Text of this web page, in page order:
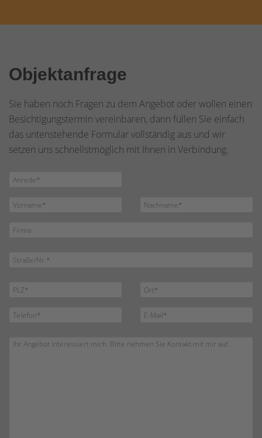
Objektanfrage
Sie haben noch Fragen zu dem Angebot oder wollen einen
Besichtigungstermin vereinbaren, dann füllen Sie einfach
das untenstehende Formular vollständig aus und wir
setzen uns schnellstmöglich mit Ihnen in Verbindung.